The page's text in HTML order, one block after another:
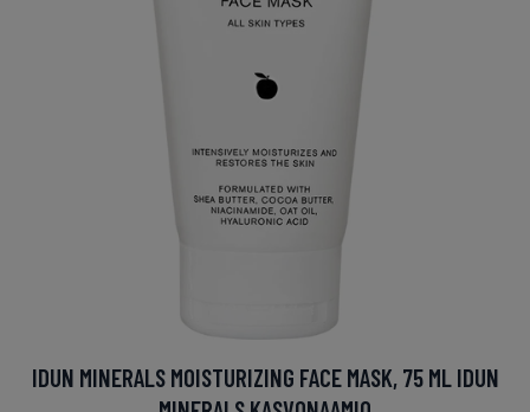
IDUN MINERALS MOISTURIZING FACE MASK, 75 ML IDUN